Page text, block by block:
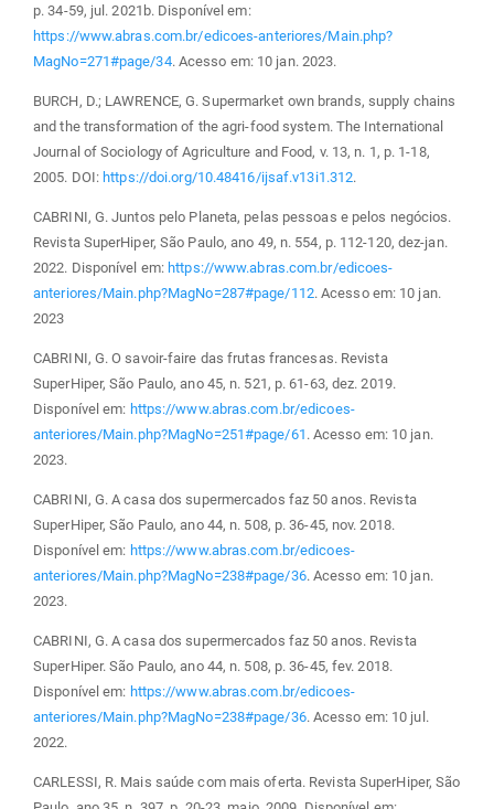
p. 34-59, jul. 2021b. Disponível em:
https://www.abras.com.br/edicoes-anteriores/Main.php?
MagNo=271#page/34. Acesso em: 10 jan. 2023.
BURCH, D.; LAWRENCE, G. Supermarket own brands, supply chains
and the transformation of the agri-food system. The International
Journal of Sociology of Agriculture and Food, v. 13, n. 1, p. 1-18,
2005. DOI: https://doi.org/10.48416/ijsaf.v13i1.312.
CABRINI, G. Juntos pelo Planeta, pelas pessoas e pelos negócios.
Revista SuperHiper, São Paulo, ano 49, n. 554, p. 112-120, dez-jan.
2022. Disponível em: https://www.abras.com.br/edicoes-
anteriores/Main.php?MagNo=287#page/112. Acesso em: 10 jan.
2023
CABRINI, G. O savoir-faire das frutas francesas. Revista
SuperHiper, São Paulo, ano 45, n. 521, p. 61-63, dez. 2019.
Disponível em: https://www.abras.com.br/edicoes-
anteriores/Main.php?MagNo=251#page/61 . Acesso em: 10 jan.
2023.
CABRINI, G. A casa dos supermercados faz 50 anos. Revista
SuperHiper, São Paulo, ano 44, n. 508, p. 36-45, nov. 2018.
Disponível em: https://www.abras.com.br/edicoes-
anteriores/Main.php?MagNo=238#page/36. Acesso em: 10 jan.
2023.
CABRINI, G. A casa dos supermercados faz 50 anos. Revista
SuperHiper. São Paulo, ano 44, n. 508, p. 36-45, fev. 2018.
Disponível em: https://www.abras.com.br/edicoes-
anteriores/Main.php?MagNo=238#page/36. Acesso em: 10 jul.
2022.
CARLESSI, R. Mais saúde com mais oferta. Revista SuperHiper, São